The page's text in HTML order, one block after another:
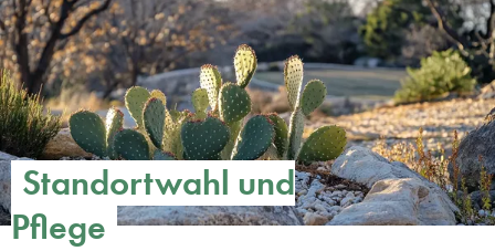
Standortwahl und
Pflege